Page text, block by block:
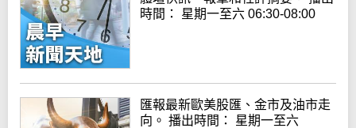
時間： 星期一至六 06:30-08:00
匯報最新歐美股匯、金市及油市走
向。 播出時間： 星期一至六